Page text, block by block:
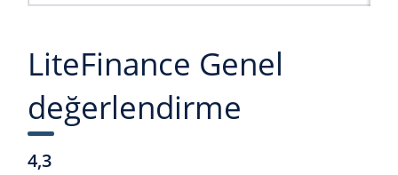
LiteFinance Genel
değerlendirme
4,3